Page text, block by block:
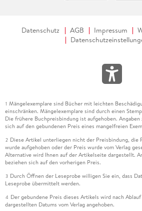
Datenschutz AGB Impressum
1 Mängelexemplare sind Bücher mit leichten
einschränken. Mängelexemplare sind durch einen
Die frühere Buchpreisbindung ist aufgehoben. Angaben
sich auf den gebundenen Preis eines mangelfreien
2 Diese Artikel unterliegen nicht der Preisbindung, die
wurde aufgehoben oder der Preis wurde vom Verlag
Alternative wird Ihnen auf der Artikelseite dargestellt.
beziehen sich auf den vorherigen Preis.
3 Durch Öffnen der Leseprobe willigen Sie ein, dass
Leseprobe übermittelt werden.
4 Der gebundene Preis dieses Artikels wird nach
dargestellten Datums vom Verlag angehoben.